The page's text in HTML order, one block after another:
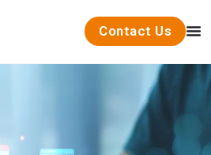
Contact Us